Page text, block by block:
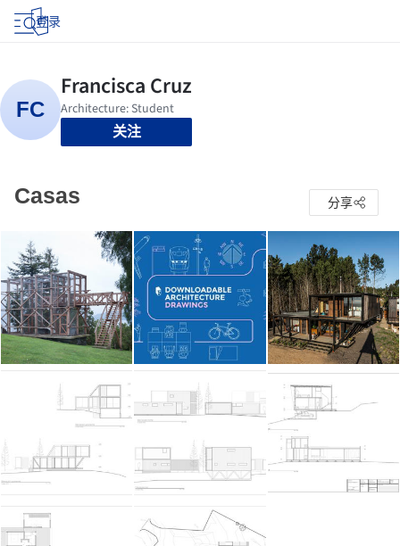
登录
关注
Casas 分享